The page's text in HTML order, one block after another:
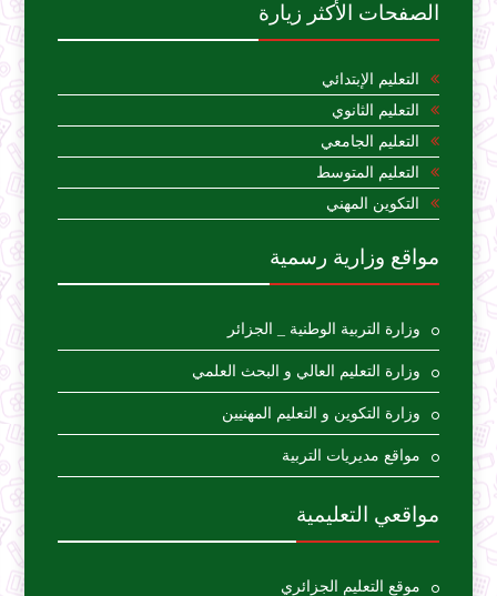
الصفحات الأكثر زيارة
التعليم الإبتدائي
التعليم الثانوي
التعليم الجامعي
التعليم المتوسط
التكوين المهني
مواقع وزارية رسمية
وزارة التربية الوطنية _ الجزائر
وزارة التعليم العالي و البحث العلمي
وزارة التكوين و التعليم المهنيين
مواقع مديريات التربية
مواقعي التعليمية
موقع التعليم الجزائري